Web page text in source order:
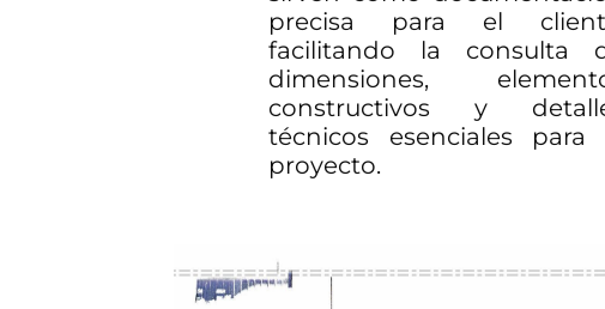
precisa para el
facilitando la consulta
dimensiones,
constructivos y
técnicos esenciales para
proyecto.